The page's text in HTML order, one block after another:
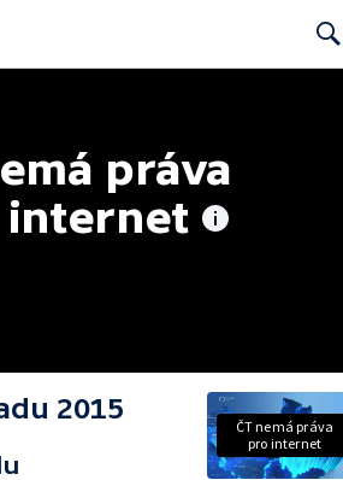
práva
internet
2015
ČT nemá práva
pro internet